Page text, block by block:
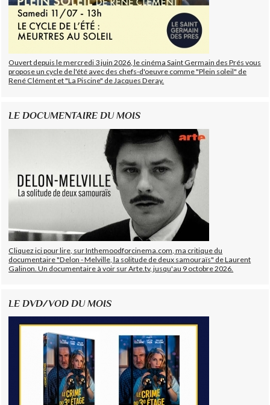
Ouvert depuis le mercredi 3 juin 2026, le cinéma Saint Germain des Prés vous
propose un cycle de l'été avec des chefs-d'oeuvre comme "Plein soleil" de
René Clément et "La Piscine" de Jacques Deray.
LE DOCUMENTAIRE DU MOIS
Cliquez ici pour lire, sur Inthemoodforcinema.com, ma critique du
documentaire "Delon - Melville, la solitude de deux samouraïs" de Laurent
Galinon. Un documentaire à voir sur Arte.tv, jusqu'au 9 octobre 2026.
LE DVD/VOD DU MOIS